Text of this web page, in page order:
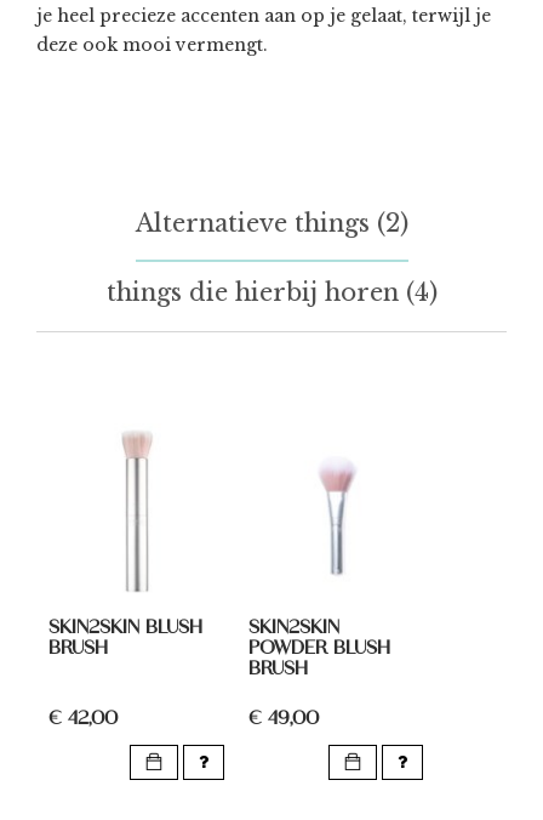
je heel precieze accenten aan op je gelaat, terwijl je
deze ook mooi vermengt.
Alternatieve things (2)
things die hierbij horen (4)
SKIN2SKIN BLUSH
BRUSH
€ 42,00
SKIN2SKIN
POWDER BLUSH
BRUSH
€ 49,00